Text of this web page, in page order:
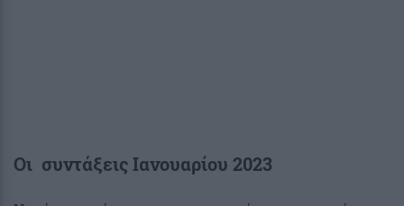
Οι συντάξεις Ιανουαρίου 2023